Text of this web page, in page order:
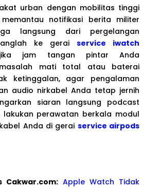
urban dengan mobilitas tinggi
notifikasi berita militer
langsung dari pergelangan
ke gerai service iwatch
jam tangan pintar Anda
mati total atau baterai
ketinggalan, agar pengalaman
audio nirkabel Anda tetap jernih
siaran langsung podcast
lakukan perawatan berkala modul
Anda di gerai service airpods
Cakwar.com: Apple Watch Tidak